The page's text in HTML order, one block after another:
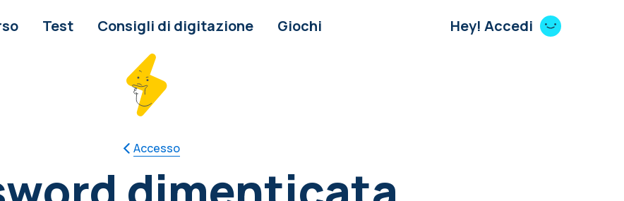
Test Consigli di digitazione Giochi Hey! Accedi
Accesso